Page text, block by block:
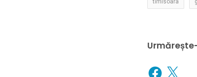
timisoara
Facebook
X